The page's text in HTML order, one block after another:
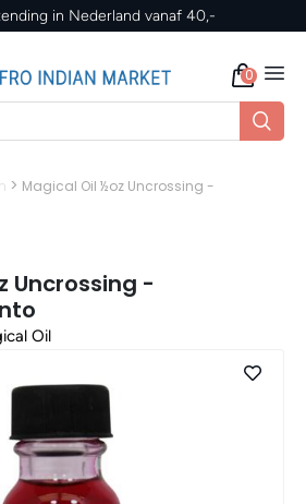
✔ Gratis verzending in
0
> Magical Oil ½oz Uncrossing -
Uncrossing -
Oil